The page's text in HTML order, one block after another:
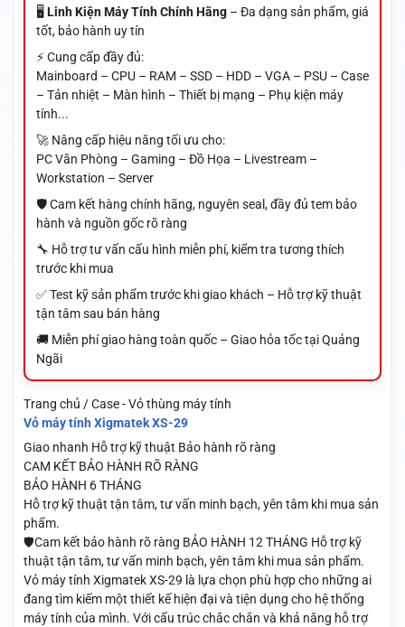
🖥️ Linh Kiện Máy Tính Chính Hãng– Đa dạng sản phẩm, giá
tốt, bảo hành uy tín
⚡ Cung cấp đầy đủ:
Mainboard – CPU – RAM – SSD – HDD – VGA – PSU – Case
– Tản nhiệt – Màn hình – Thiết bị mạng – Phụ kiện máy
tính...
🚀 Nâng cấp hiệu năng tối ưu cho:
PC Văn Phòng – Gaming – Đồ Họa – Livestream –
Workstation – Server
🛡️ Cam kết hàng chính hãng, nguyên seal, đầy đủ tem bảo
hành và nguồn gốc rõ ràng
🔧 Hỗ trợ tư vấn cấu hình miễn phí, kiểm tra tương thích
trước khi mua
✅ Test kỹ sản phẩm trước khi giao khách – Hỗ trợ kỹ thuật
tận tâm sau bán hàng
🚚 Miễn phí giao hàng toàn quốc – Giao hỏa tốc tại Quảng
Ngãi
Trang chủ / Case - Vỏ thùng máy tính
Vỏ máy tính Xigmatek XS-29
Giao nhanh Hỗ trợ kỹ thuật Bảo hành rõ ràng
CAM KẾT BẢO HÀNH RÕ RÀNG
BẢO HÀNH 6 THÁNG
Hỗ trợ kỹ thuật tận tâm, tư vấn minh bạch, yên tâm khi mua sản
phẩm.
🛡️Cam kết bảo hành rõ ràng BẢO HÀNH 12 THÁNG Hỗ trợ kỹ
thuật tận tâm, tư vấn minh bạch, yên tâm khi mua sản phẩm.
Vỏ máy tính Xigmatek XS-29 là lựa chọn phù hợp cho những ai
đang tìm kiếm một thiết kế hiện đại và tiện dụng cho hệ thống
máy tính của mình. Với cấu trúc chắc chắn và khả năng hỗ trợ